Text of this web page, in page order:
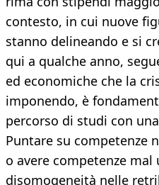
contesto, in cui nuove
stanno delineando e si
qui a qualche anno,
ed economiche che la
imponendo, è
percorso di studi con
Puntare su competenze
o avere competenze
disomogeneità nelle